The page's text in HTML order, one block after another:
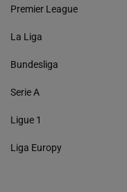
Premier League
La Liga
Bundesliga
Serie A
Ligue 1
Liga Europy